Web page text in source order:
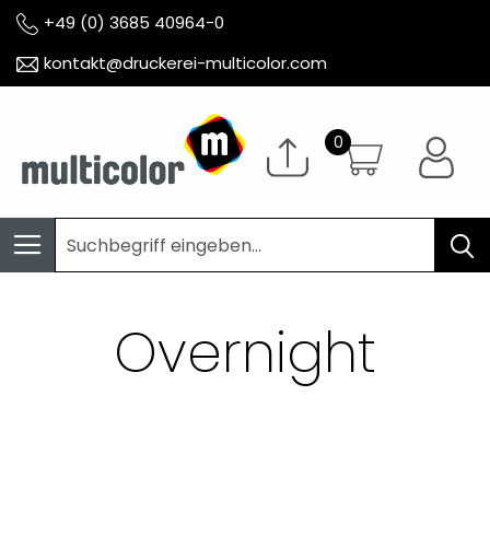
+49 (0) 3685 40964-0
kontakt@druckerei-multicolor.com
Overnight